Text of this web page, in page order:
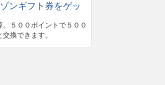
ンギフト券をゲッ
５００ポイントで５００
換できます。